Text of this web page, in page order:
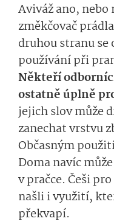
Aviváž ano, nebo
změkčovač
druhou stranu
používání při
Někteří
ostatně úplně
jejich slov může
zanechat vrstvu
Občasným
Doma navíc
v pračce. Češi
našli i využití,
překvapí.